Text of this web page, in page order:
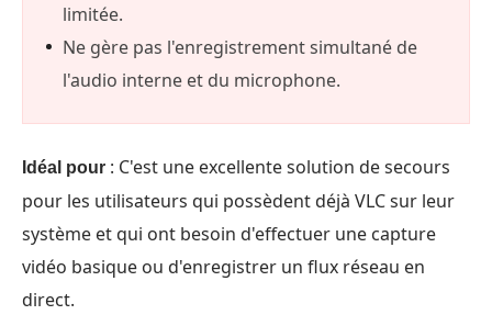
limitée.
Ne gère pas l'enregistrement simultané de
l'audio interne et du microphone.
Idéal pour : C'est une excellente solution de secours
pour les utilisateurs qui possèdent déjà VLC sur leur
système et qui ont besoin d'effectuer une capture
vidéo basique ou d'enregistrer un flux réseau en
direct.